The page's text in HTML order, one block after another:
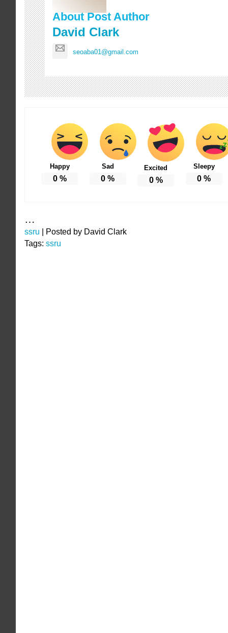
About Post Author
David Clark
seoaba01@gmail.com
Happy
0%
Sad
0 %
Excited
0%
Sleepy
0 %
…
ssru | Posted by David Clark
Tags: ssru